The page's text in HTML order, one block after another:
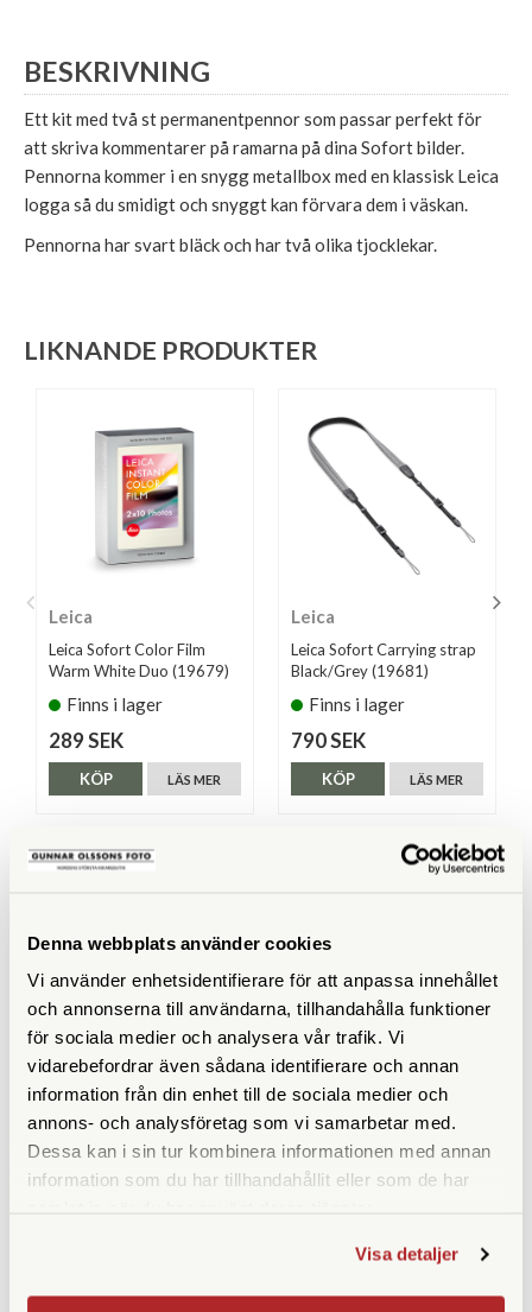
Denna webbplats använder cookies
Vi använder enhetsidentifierare för att anpassa innehållet
och annonserna till användarna, tillhandahålla funktioner
för sociala medier och analysera vår trafik. Vi
vidarebefordrar även sådana identifierare och annan
information från din enhet till de sociala medier och
annons- och analysföretag som vi samarbetar med.
Dessa kan i sin tur kombinera informationen med annan
information som du har tillhandahållit eller som de har
Visa detaljer
BESKRIVNING
Ett kit med två st permanentpennor som passar perfekt för
att skriva kommentarer på ramarna på dina Sofort bilder.
Pennorna kommer i en snygg metallbox med en klassisk Leica
logga så du smidigt och snyggt kan förvara dem i väskan.
Pennorna har svart bläck och har två olika tjocklekar.
LIKNANDE PRODUKTER
Leica
Leica Sofort Color Film
Warm White Duo (19679)
Finns i lager
289 SEK
LÄS MER
KÖP
Leica
Leica Sofort Carrying strap
Black/Grey (19681)
Finns i lager
790 SEK
LÄS MER
KÖP
ANDRA KÖPTE ÄVEN
Finns i lager
Without Mercury
Finns i lager